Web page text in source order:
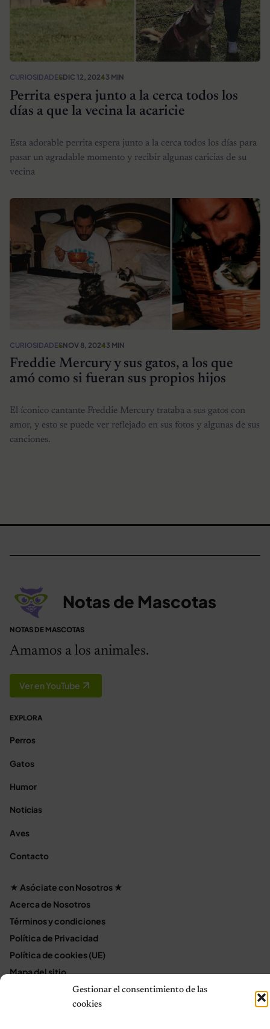
Gestionar el consentimiento de las
cookies
CURIOSIDADESDIC 12, 20243 MIN
Perrita espera junto a la cerca todos los
días a que la vecina la acaricie
Esta adorable perrita espera junto a la cerca todos los días para
pasar un agradable momento y recibir algunas caricias de su
vecina
CURIOSIDADESNOV 8, 20243 MIN
Freddie Mercury y sus gatos, a los que
amó como si fueran sus propios hijos
El íconico cantante Freddie Mercury trataba a sus gatos con
amor, y esto se puede ver reflejado en sus fotos y algunas de sus
canciones.
Notas de Mascotas
NOTAS DE MASCOTAS
Amamos a los animales.
Ver en YouTube
EXPLORA
Perros
Gatos
Humor
Noticias
Aves
Contacto
★ Asóciate con Nosotros ★
Acerca de Nosotros
Términos y condiciones
Política de Privacidad
Política de cookies (UE)
Mapa del sitio
Terms and Conditions